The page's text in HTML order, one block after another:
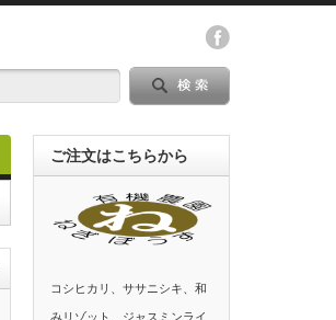
ご注文はこちらから
コシヒカリ、ササニシキ、和
みリゾット、ジャスミンライ